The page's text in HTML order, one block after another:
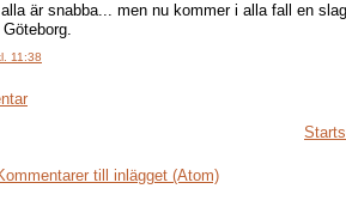
är snabba... men nu kommer i alla fall en
11:38
till inlägget (Atom)